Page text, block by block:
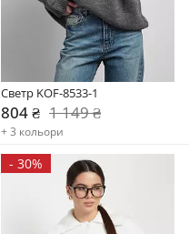
Светр KOF-8533-1
804 ₴ 1 149 ₴
+ 3 кольори
- 30%